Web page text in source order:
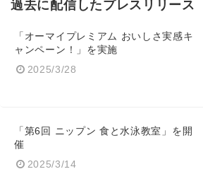
過去に配信したプレスリリース
「オーマイプレミアム おいしさ実感キ
ャンペーン！」を実施
2025/3/28
「第6回 ニップン 食と水泳教室」を開
催
2025/3/14